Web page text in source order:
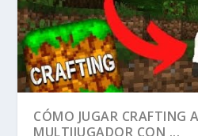
CÓMO JUGAR CRAFTING
MULTIJUGADOR CON ...